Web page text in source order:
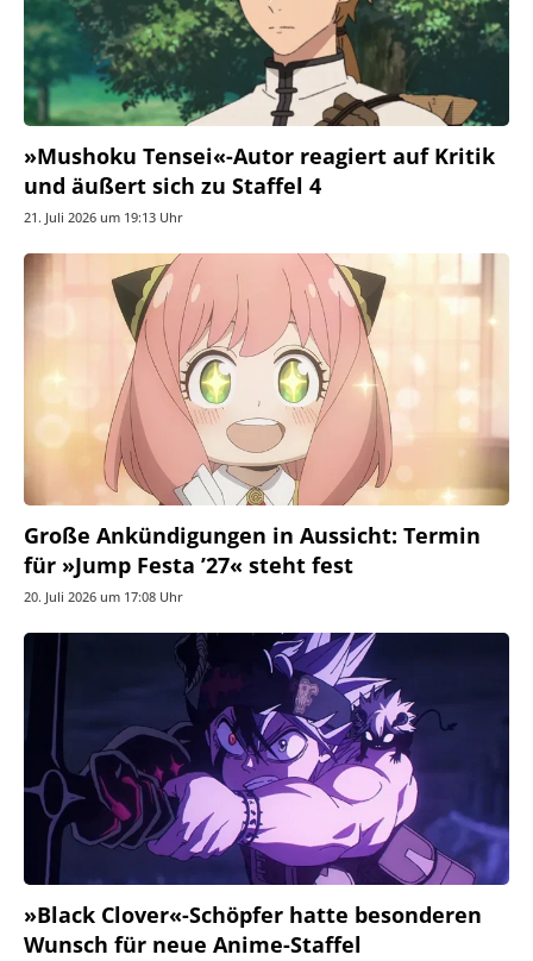
»Mushoku Tensei«-Autor reagiert auf Kritik
und äußert sich zu Staffel 4
21. Juli 2026 um 19:13 Uhr
Große Ankündigungen in Aussicht: Termin
für »Jump Festa ’27« steht fest
20. Juli 2026 um 17:08 Uhr
»Black Clover«-Schöpfer hatte besonderen
Wunsch für neue Anime-Staffel